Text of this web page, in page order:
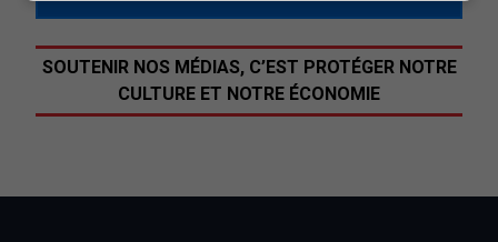
SOUTENIR NOS MÉDIAS, C’EST PROTÉGER NOTRE
CULTURE ET NOTRE ÉCONOMIE